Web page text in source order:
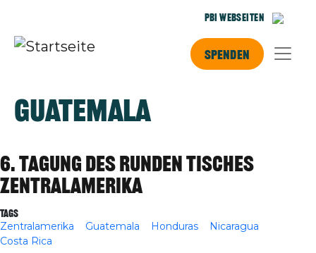
PBI Webseiten
Spenden
Guatemala
6. Tagung des Runden Tisches
Zentralamerika
Tags
Zentralamerika Guatemala Honduras
Nicaragua
Costa Rica